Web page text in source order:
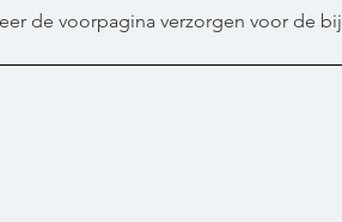
de voorpagina verzorgen voor de